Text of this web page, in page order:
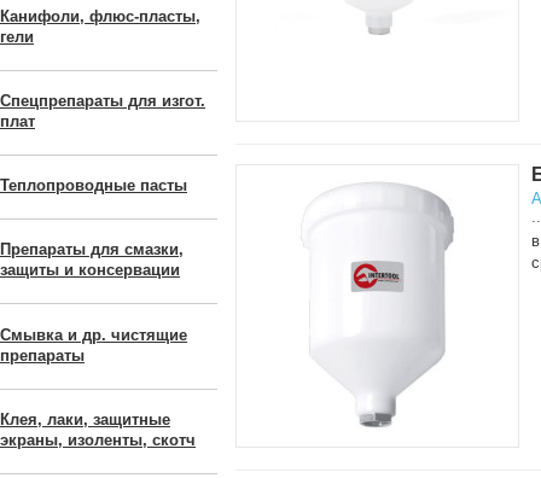
Канифоли, флюс-пласты,
гели
Спецпрепараты для изгот.
плат
Теплопроводные пасты
Препараты для смазки,
защиты и консервации
Смывка и др. чистящие
препараты
Клея, лаки, защитные
экраны, изоленты, скотч
..